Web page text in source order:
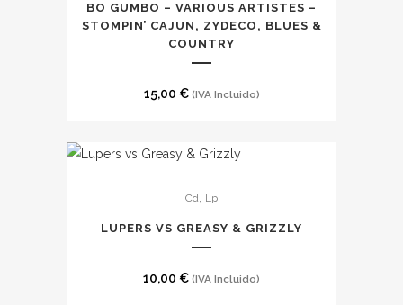
BO GUMBO – VARIOUS ARTISTES –
STOMPIN’ CAJUN, ZYDECO, BLUES &
COUNTRY
15,00 € (IVA Incluido)
Cd Lp
LUPERS VS GREASY & GRIZZLY
10,00 € (IVA Incluido)